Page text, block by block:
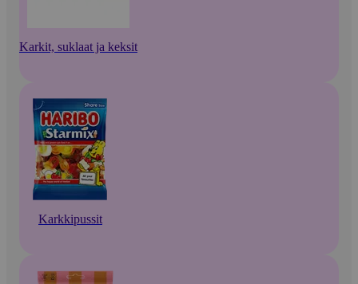
Karkit, suklaat ja keksit
Karkkipussit